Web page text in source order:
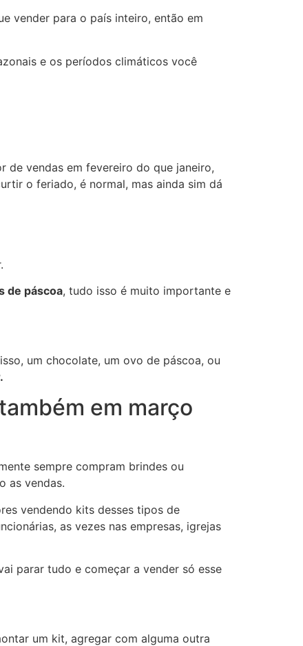
vender para o país inteiro, então em
e os períodos climáticos você
de vendas em fevereiro do que janeiro,
o feriado, é normal, mas ainda sim dá
de páscoa, tudo isso é muito importante e
um chocolate, um ovo de páscoa, ou
em março
sempre compram brindes ou
as vendas.
vendendo kits desses tipos de
as vezes nas empresas, igrejas
parar tudo e começar a vender só esse
um kit, agregar com alguma outra